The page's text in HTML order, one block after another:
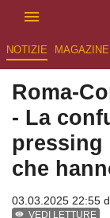
NOTIZIE MAGAZINE
Roma-
- La
pressing
che
03.03.2025 22:55
VEDI LETTURE